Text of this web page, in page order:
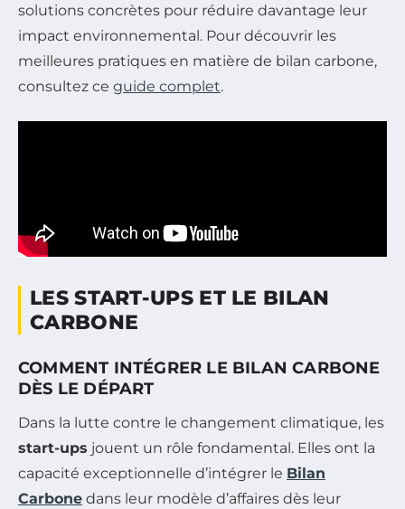
solutions concrètes pour réduire davantage leur
impact environnemental. Pour découvrir les
meilleures pratiques en matière de bilan carbone,
consultez ce guide complet.
LES START-UPS ET LE BILAN
CARBONE
COMMENT INTÉGRER LE BILAN CARBONE
DÈS LE DÉPART
Dans la lutte contre le changement climatique, les
start-ups jouent un rôle fondamental. Elles ont la
capacité exceptionnelle d’intégrer le Bilan
Carbone dans leur modèle d’affaires dès leur